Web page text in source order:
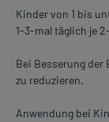
Kinder von 1 bis
1-3-mal täglich je
Bei Besserung
zu reduzieren.
Anwendung bei